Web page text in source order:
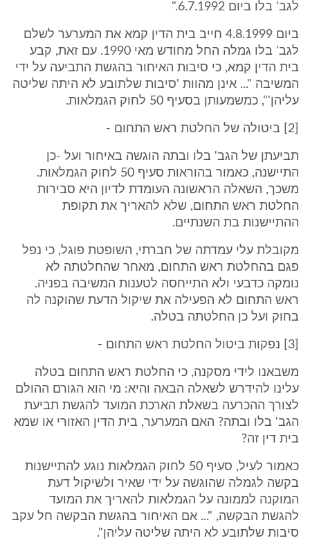
לגב' בלו ביום 6.7.1992."
ביום 4.8.1999 חייב בית הדין קמא את המערער לשלם
לגב' בלו גמלה החל מחודש מאי 1990. עם זאת, קבע
בית הדין קמא, כי סיבות האיחור בהגשת התביעה על ידי
המשיבה "... אינן מהוות 'סיבות שלתובע לא היתה שליטה
עליהן'", כמשמעותן בסעיף 50 לחוק הגמלאות.
תביעתן של הגב' בלו ובתה הוגשה באיחור ועל -כן
התיישנה, כאמור בהוראות סעיף 50 לחוק הגמלאות.
משכך, השאלה הראשונה העומדת לדיון היא סבירות
החלטת ראש התחום, שלא להאריך את תקופת
ההתיישנות בת השנתיים.
מקובלת עלי עמדתה של חברתי, השופטת פוגל, כי נפל
פגם בהחלטת ראש התחום, מאחר שהחלטתה לא
נומקה כדבעי ולא התייחסה לטענות המשיבה בפניה.
ראש התחום לא הפעילה את שיקול הדעת שהוקנה לה
בחוק ועל כן החלטתה בטלה.
משבאנו לידי מסקנה, כי החלטת ראש התחום בטלה
עלינו להידרש לשאלה הבאה והיא: מי הוא הגורם ההולם
לצורך ההכרעה בשאלת הארכת המועד להגשת תביעת
הגב' בלו ובתה? האם המערער, בית הדין האזורי או שמא
בית דין זה?
כאמור לעיל, סעיף 50 לחוק הגמלאות נוגע להתיישנות
בקשה לגמלה שהוגשה על ידי שאיר ולשיקול דעת
המוקנה לממונה על הגמלאות להאריך את המועד
להגשת הבקשה, "... אם האיחור בהגשת הבקשה חל עקב
סיבות שלתובע לא היתה שליטה עליהן".